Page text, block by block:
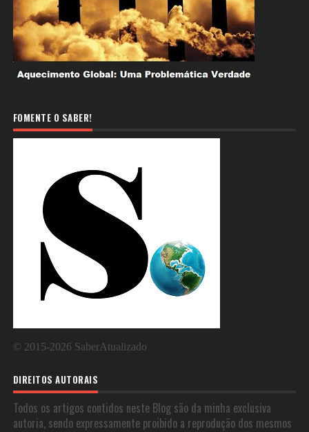
FOMENTE O SABER!
© 2015-2026 SaberAtualizado
DIREITOS AUTORAIS
Todos os artigos contidos neste Blog são da minha exclusiva
autoria, sendo expressamente proibido a reprodução dos mesmos